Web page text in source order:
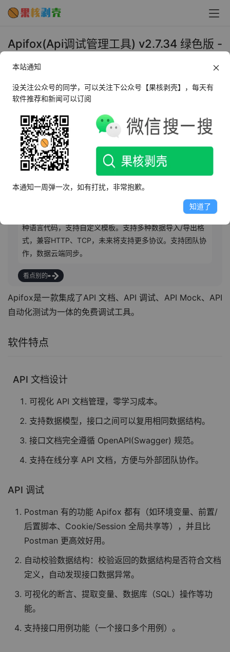
Apifox(Api调试管理工具) v2.7.34 绿色版 -
2025年9月16日 下午2:54 编程调试
AI摘要
此内容由AI根据文章内容自动生成，并已由人工审核
Apifox是免费的一体化API工具，集成文档、调试、Mock
及自动化测试。其特点包括可视化API文档设计，零成本学
习，支持OpenAPI规范，可在线分享文档。调试功能媲美
且优于Postman，支持自动校验数据结构、可视化断言
等。自动化测试完善，支持多语言脚本。可自动生成130余
种语言代码，支持自定义模板。支持多种数据导入/导出格
式，兼容HTTP、TCP，未来将支持更多协议。支持团队协
作，数据云端同步。
看点别的
Apifox是一款集成了API 文档、API 调试、API Mock、API
自动化测试为一体的免费调试工具。
软件特点
API 文档设计
可视化 API 文档管理，零学习成本。
支持数据模型，接口之间可以复用相同数据结构。
接口文档完全遵循 OpenAPI(Swagger) 规范。
支持在线分享 API 文档，方便与外部团队协作。
API 调试
Postman 有的功能 Apifox 都有（如环境变量、前置/
后置脚本、Cookie/Session 全局共享等），并且比
Postman 更高效好用。
自动校验数据结构：校验返回的数据结构是否符合文档
定义，自动发现接口数据异常。
可视化的断言、提取变量、数据库（SQL）操作等功
能。
支持接口用例功能（一个接口多个用例）。
本站通知
没关注公众号的同学，可以关注下公众号【果核剥壳】，每天有
软件推荐和新闻可以订阅
本通知一周弹一次，如有打扰，非常抱歉。
知道了